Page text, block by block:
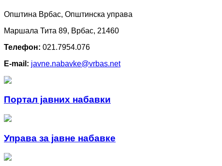
Општина Врбас, Општинска управа
Маршала Тита 89, Врбас, 21460
Телефон: 021.7954.076
E-mail: javne.nabavke@vrbas.net
Портал јавних набавки
Управа за јавне набавке